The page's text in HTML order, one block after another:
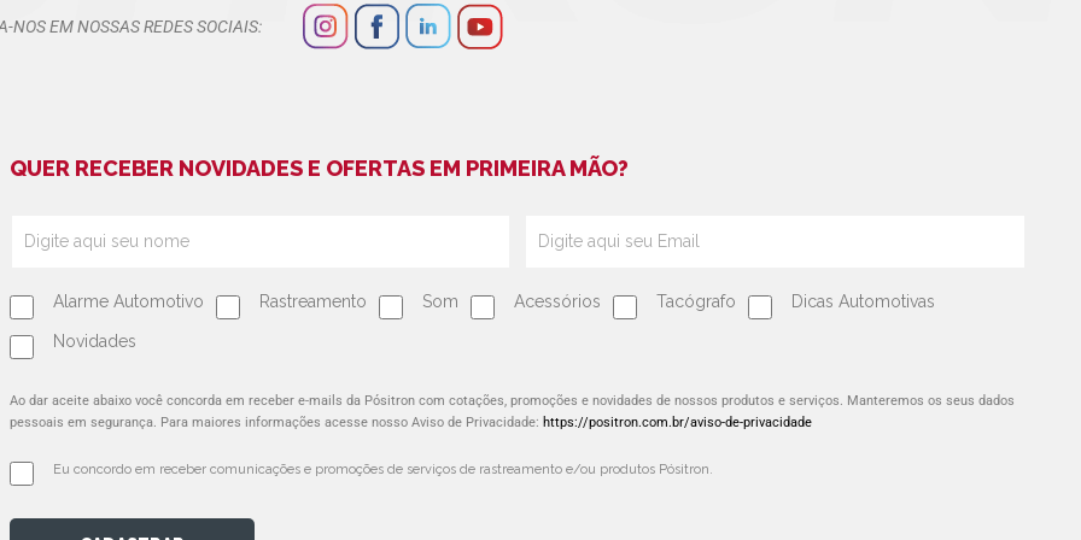
NOS EM NOSSAS REDES SOCIAIS:
QUER RECEBER NOVIDADES E OFERTAS EM PRIMEIRA MÃO?
Alarme Automotivo Rastreamento Som Acessórios Tacógrafo Dicas Automotivas
Novidades
Ao dar aceite abaixo você concorda em receber e-mails da Pósitron com cotações, promoções e novidades de nossos produtos e serviços. Manteremos os seus dados
pessoais em segurança. Para maiores informações acesse nosso Aviso de Privacidade: https://positron.com.br/aviso-de-privacidade
Eu concordo em receber comunicações e promoções de serviços de rastreamento e/ou produtos Pósitron.